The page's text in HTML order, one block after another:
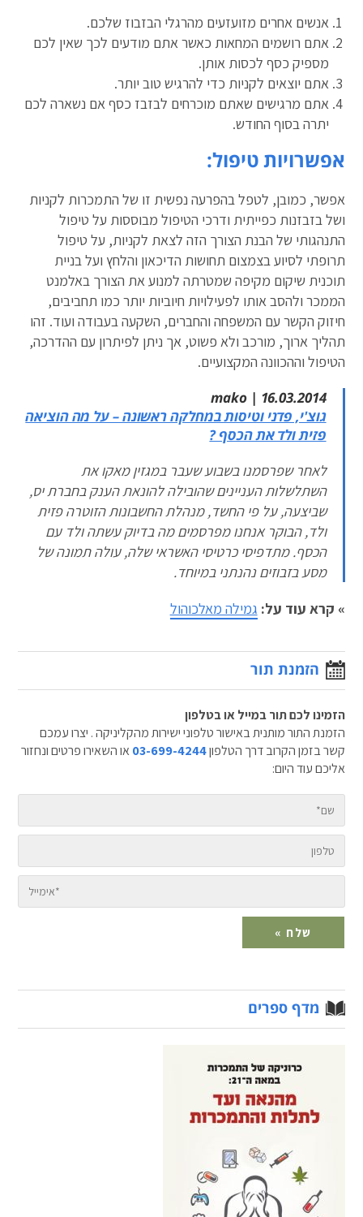
אנשים אחרים מזועזעים מהרגלי הבזבוז שלכם.
אתם רושמים המחאות כאשר אתם מודעים לכך שאין לכם
מספיק כסף לכסות אותן.
אתם יוצאים לקניות כדי להרגיש טוב יותר.
אתם מרגישים שאתם מוכרחים לבזבז כסף אם נשארה לכם
יתרה בסוף החודש.
אפשרויות טיפול:
אפשר, כמובן, לטפל בהפרעה נפשית זו של התמכרות לקניות
ושל בזבזנות כפייתית ודרכי הטיפול מבוססות על טיפול
התנהגותי של הבנת הצורך הזה לצאת לקניות, על טיפול
תרופתי לסיוע בצמצום תחושות הדיכאון והלחץ ועל בניית
תוכנית שיקום מקיפה שמטרתה למנוע את הצורך באלמנט
הממכר ולהסב אותו לפעילויות חיוביות יותר כמו תחביבים,
חיזוק הקשר עם המשפחה והחברים, השקעה בעבודה ועוד. זהו
תהליך ארוך, מורכב ולא פשוט, אך ניתן לפיתרון עם ההדרכה,
הטיפול וההכוונה המקצועיים.
mako | 16.03.2014
גוצ'י, פדני וטיסות במחלקה ראשונה – על מה הוציאה
פזית ולד את הכסף ?
לאחר שפרסמנו בשבוע שעבר במגזין מאקו את
השתלשלות העניינים שהובילה להונאת הענק בחברת יס,
שביצעה, על פי החשד, מנהלת החשבונות הזוטרה פזית
ולד, הבוקר אנחנו מפרסמים מה בדיוק עשתה ולד עם
הכסף. מתדפיסי כרטיסי האשראי שלה, עולה תמונה של
מסע בזבוזים נהנתני במיוחד.
» קרא עוד על: גמילה מאלכוהול
הזמנת תור
הזמינו לכם תור במייל או בטלפון
הזמנת התור מותנית באישור טלפוני ישירות מהקליניקה . יצרו עמכם
קשר בזמן הקרוב דרך הטלפון03-699-4244 או השאירו פרטים ונחזור
אליכם עוד היום:
מדף ספרים